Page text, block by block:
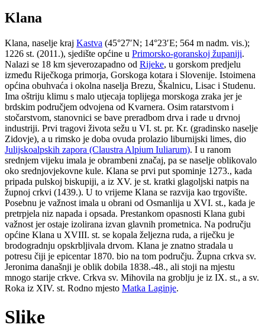
Klana
Klana, naselje kraj Kastva (45°27′N; 14°23′E; 564 m nadm. vis.);
1226 st. (2011.), sjedište općine u Primorsko-goranskoj županiji.
Nalazi se 18 km sjeverozapadno od Rijeke, u gorskom predjelu
između Riječkoga primorja, Gorskoga kotara i Slovenije. Istoimena
općina obuhvaća i okolna naselja Brezu, Škalnicu, Lisac i Studenu.
Ima oštriju klimu s malo utjecaja toplijega morskoga zraka jer je
brdskim područjem odvojena od Kvarnera. Osim ratarstvom i
stočarstvom, stanovnici se bave preradbom drva i rade u drvnoj
industriji. Prvi tragovi života sežu u VI. st. pr. Kr. (gradinsko naselje
Zidovje), a u rimsko je doba ovuda prolazio liburnijski limes, dio
Julijskoalpskih zapora (Claustra Alpium Iuliarum). I u ranom
srednjem vijeku imala je obrambeni značaj, pa se naselje oblikovalo
oko srednjovjekovne kule. Klana se prvi put spominje 1273., kada
pripada pulskoj biskupiji, a iz XV. je st. kratki glagoljski natpis na
župnoj crkvi (1439.). U to vrijeme Klana se razvija kao trgovište.
Posebnu je važnost imala u obrani od Osmanlija u XVI. st., kada je
pretrpjela niz napada i opsada. Prestankom opasnosti Klana gubi
važnost jer ostaje izolirana izvan glavnih prometnica. Na području
općine Klana u XVIII. st. se kopala željezna ruda, a riječku je
brodogradnju opskrbljivala drvom. Klana je znatno stradala u
potresu čiji je epicentar 1870. bio na tom području. Župna crkva sv.
Jeronima današnji je oblik dobila 1838.-48., ali stoji na mjestu
mnogo starije crkve. Crkva sv. Mihovila na groblju je iz IX. st., a sv.
Roka iz XIV. st. Rodno mjesto Matka Laginje.
Slike